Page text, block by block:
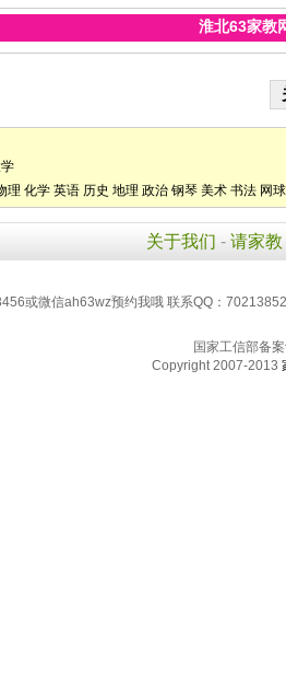
淮北63家教
理 化学 英语 历史 地理 政治 钢琴 美术 书法 网球
关于我们 - 请家教
或微信ah63wz预约我哦 联系QQ：
国家工信部备
Copyright 2007-2013